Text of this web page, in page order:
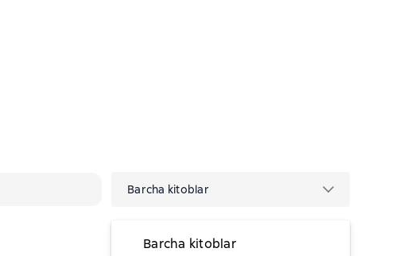
Barcha kitoblar
Barcha kitoblar